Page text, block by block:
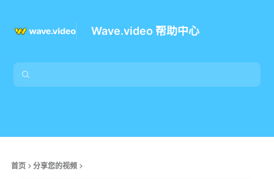
Wave.video 帮助中心
首页 分享您的视频